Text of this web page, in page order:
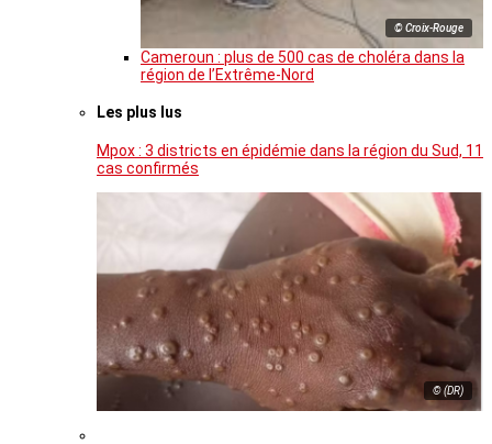
© Croix-Rouge
Cameroun : plus de 500 cas de choléra dans la
région de l’Extrême-Nord
Les plus lus
Mpox : 3 districts en épidémie dans la région du Sud, 11
cas confirmés
© (DR)